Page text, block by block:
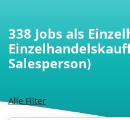
Alle Filter
338 Jobs als
Salesperson)